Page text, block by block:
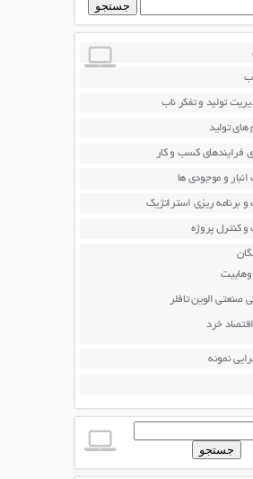
تولید و تفکر ناب
تولید
فرایندهای کسب و کار
و موجودی ها
برنامه ریزی استراتژیک
و کنترل پروژه
وهابیت
صنعتی الوین تافلر
خرد
نمونه